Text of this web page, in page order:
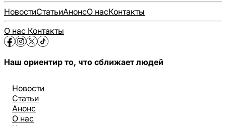
НовостиСтатьиАнонсО насКонтакты
О нас Контакты
Наш ориентир то, что сближает людей
Новости
Статьи
Анонс
О нас